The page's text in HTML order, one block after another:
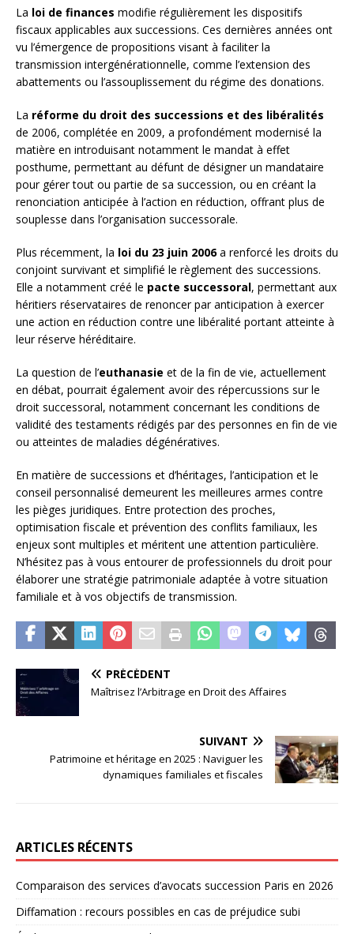
La loi de finances modifie régulièrement les dispositifs
fiscaux applicables aux successions. Ces dernières années ont
vu l’émergence de propositions visant à faciliter la
transmission intergénérationnelle, comme l’extension des
abattements ou l’assouplissement du régime des donations.
La réforme du droit des successions et des libéralités
de 2006, complétée en 2009, a profondément modernisé la
matière en introduisant notamment le mandat à effet
posthume, permettant au défunt de désigner un mandataire
pour gérer tout ou partie de sa succession, ou en créant la
renonciation anticipée à l’action en réduction, offrant plus de
souplesse dans l’organisation successorale.
Plus récemment, la loi du 23 juin 2006a renforcé les droits du
conjoint survivant et simplifié le règlement des successions.
Elle a notamment créé le pacte successoral, permettant aux
héritiers réservataires de renoncer par anticipation à exercer
une action en réduction contre une libéralité portant atteinte à
leur réserve héréditaire.
La question de l’euthanasie et de la fin de vie, actuellement
en débat, pourrait également avoir des répercussions sur le
droit successoral, notamment concernant les conditions de
validité des testaments rédigés par des personnes en fin de vie
ou atteintes de maladies dégénératives.
En matière de successions et d’héritages, l’anticipation et le
conseil personnalisé demeurent les meilleures armes contre
les pièges juridiques. Entre protection des proches,
optimisation fiscale et prévention des conflits familiaux, les
enjeux sont multiples et méritent une attention particulière.
N’hésitez pas à vous entourer de professionnels du droit pour
élaborer une stratégie patrimoniale adaptée à votre situation
familiale et à vos objectifs de transmission.
PRÉCÉDENT
Maîtrisez l’Arbitrage en Droit des Affaires
SUIVANT
Patrimoine et héritage en 2025 : Naviguer les
dynamiques familiales et fiscales
ARTICLES RÉCENTS
Comparaison des services d’avocats succession Paris en 2026
Diffamation : recours possibles en cas de préjudice subi